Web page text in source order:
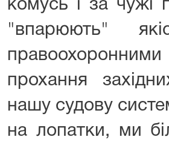
комусь і за чужі
"впарюють"
прохання
нашу судову
на лопатки, ми